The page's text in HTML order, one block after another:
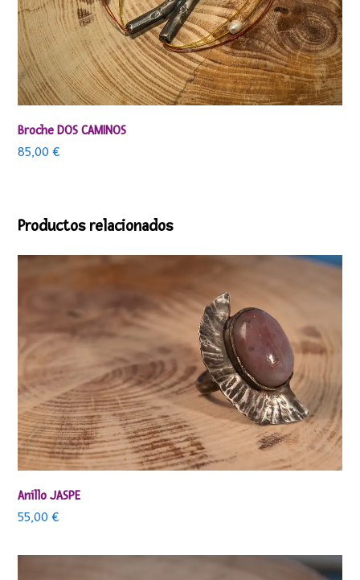
Broche DOS CAMINOS
85,00€
Productos relacionados
Anillo JASPE
55,00€